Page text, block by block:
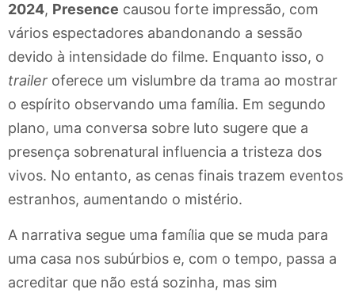
2024, Presence causou forte impressão, com
vários espectadores abandonando a sessão
devido à intensidade do filme. Enquanto isso, o
trailer oferece um vislumbre da trama ao mostrar
o espírito observando uma família. Em segundo
plano, uma conversa sobre luto sugere que a
presença sobrenatural influencia a tristeza dos
vivos. No entanto, as cenas finais trazem eventos
estranhos, aumentando o mistério.
A narrativa segue uma família que se muda para
uma casa nos subúrbios e, com o tempo, passa a
acreditar que não está sozinha, mas sim